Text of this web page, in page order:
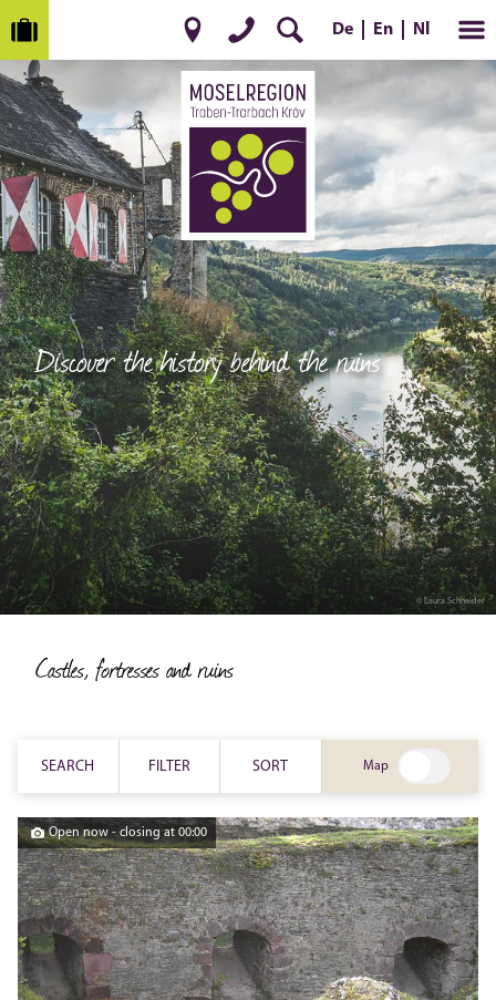
De En Nl
© Laura Schneider
Discover the history behind the ruins
Castles, fortresses and ruins
SEARCH FILTER SORT Map
Open now - closing at 00:00